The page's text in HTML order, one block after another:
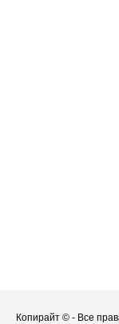
Копирайт © - Все